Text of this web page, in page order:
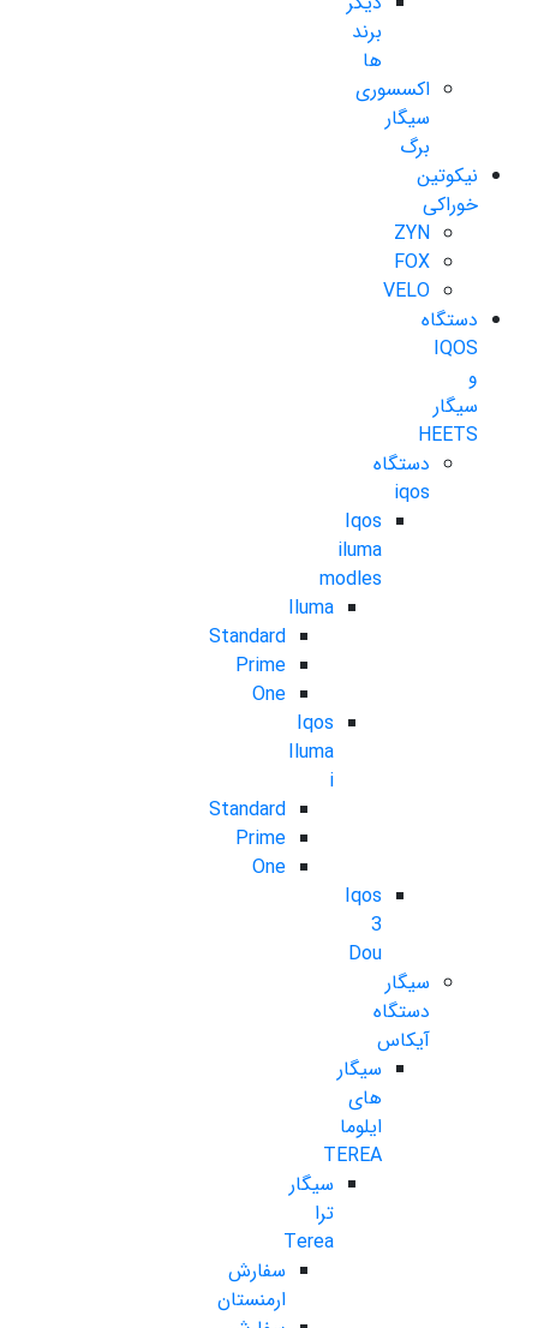
برند
ها
اکسسوری
سیگار
برگ
نیکوتین
خوراکی
ZYN
FOX
VELO
دستگاه
IQOS
و
سیگار
HEETS
دستگاه
iqos
Iqos
iluma
modles
Iluma
Standard
Prime
One
Iqos
Iluma
i
Standard
Prime
One
Iqos
3
Dou
سیگار
دستگاه
آیکاس
سیگار
های
ایلوما
TEREA
سیگار
ترا
Terea
سفارش
ارمنستان